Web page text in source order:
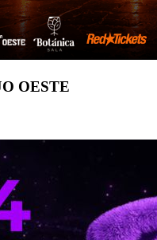
OESTE